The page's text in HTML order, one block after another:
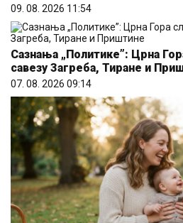
09. 08. 2026 11:54
Сазнања „Политике”: Црна
савезу Загреба, Тиране и
07. 08. 2026 09:14